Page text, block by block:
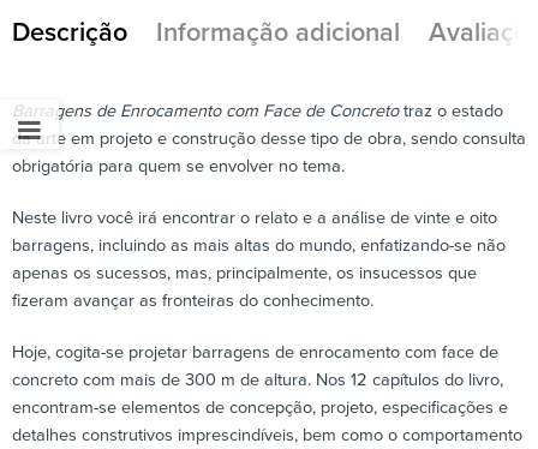
Descrição Informação adicional
Barragens de Enrocamento com Face de Concretotraz o estado
da arte em projeto e construção desse tipo de obra, sendo consulta
obrigatória para quem se envolver no tema.
Neste livro você irá encontrar o relato e a análise de vinte e oito
barragens, incluindo as mais altas do mundo, enfatizando-se não
apenas os sucessos, mas, principalmente, os insucessos que
fizeram avançar as fronteiras do conhecimento.
Hoje, cogita-se projetar barragens de enrocamento com face de
concreto com mais de 300 m de altura. Nos 12 capítulos do livro,
encontram-se elementos de concepção, projeto, especificações e
detalhes construtivos imprescindíveis, bem como o comportamento